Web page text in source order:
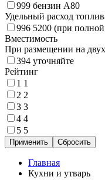
999 бензин А80
Удельный расход
996 5200 (при полной
Вместимость
При размещении на
394 уточняйте
Рейтинг
1 1
2 2
3 3
4 4
5 5
Главная
Кухни и утварь